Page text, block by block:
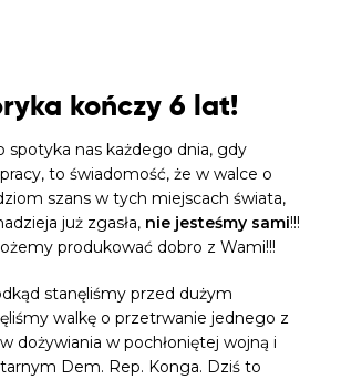
kończy 6 lat!
spotyka nas każdego dnia, gdy
to świadomość, że w walce o
szans w tych miejscach świata,
już zgasła, nie jesteśmy sami!!!
produkować dobro z Wami!!!
stanęliśmy przed dużym
walkę o przetrwanie jednego z
dożywiania w pochłoniętej wojną i
Dem. Rep. Konga. Dziś to